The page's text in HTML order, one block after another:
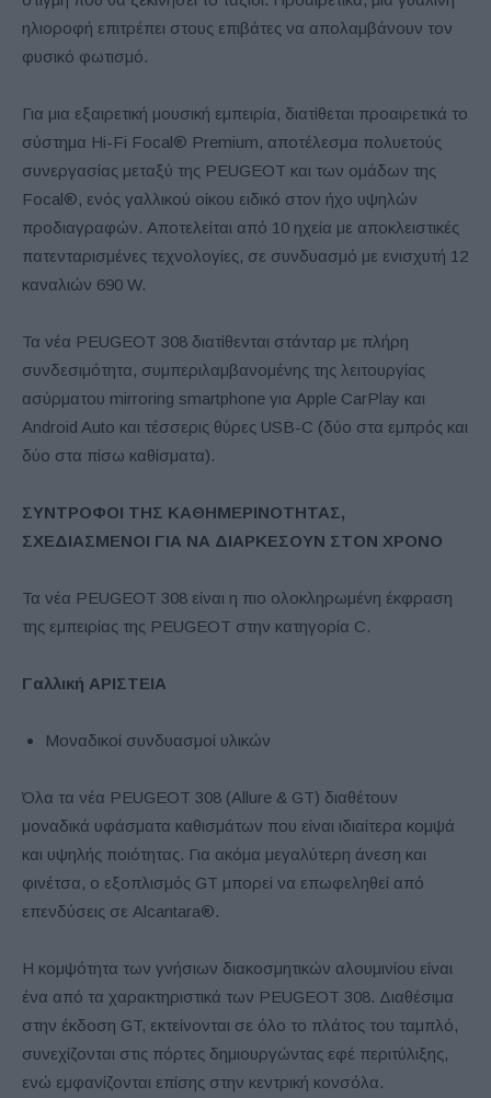
ηλιοροφή επιτρέπει στους επιβάτες να απολαμβάνουν τον
φυσικό φωτισμό.
Για μια εξαιρετική μουσική εμπειρία, διατίθεται προαιρετικά το
σύστημα Hi-Fi Focal® Premium, αποτέλεσμα πολυετούς
συνεργασίας μεταξύ της PEUGEOT και των ομάδων της
Focal®, ενός γαλλικού οίκου ειδικό στον ήχο υψηλών
προδιαγραφών. Αποτελείται από 10 ηχεία με αποκλειστικές
πατενταρισμένες τεχνολογίες, σε συνδυασμό με ενισχυτή 12
καναλιών 690 W.
Τα νέα PEUGEOT 308 διατίθενται στάνταρ με πλήρη
συνδεσιμότητα, συμπεριλαμβανομένης της λειτουργίας
ασύρματου mirroring smartphone για Apple CarPlay και
Android Auto και τέσσερις θύρες USB-C (δύο στα εμπρός και
δύο στα πίσω καθίσματα).
ΣΥΝΤΡΟΦΟΙ ΤΗΣ ΚΑΘΗΜΕΡΙΝΟΤΗΤΑΣ,
ΣΧΕΔΙΑΣΜΕΝΟΙ ΓΙΑ ΝΑ ΔΙΑΡΚΕΣΟΥΝ ΣΤΟΝ ΧΡΟΝΟ
Τα νέα PEUGEOT 308 είναι η πιο ολοκληρωμένη έκφραση
της εμπειρίας της PEUGEOT στην κατηγορία C.
Γαλλική ΑΡΙΣΤΕΙΑ
Μοναδικοί συνδυασμοί υλικών
Όλα τα νέα PEUGEOT 308 (Allure & GT) διαθέτουν
μοναδικά υφάσματα καθισμάτων που είναι ιδιαίτερα κομψά
και υψηλής ποιότητας. Για ακόμα μεγαλύτερη άνεση και
φινέτσα, ο εξοπλισμός GT μπορεί να επωφεληθεί από
επενδύσεις σε Alcantara®.
Η κομψότητα των γνήσιων διακοσμητικών αλουμινίου είναι
ένα από τα χαρακτηριστικά των PEUGEOT 308. Διαθέσιμα
στην έκδοση GT, εκτείνονται σε όλο το πλάτος του ταμπλό,
συνεχίζονται στις πόρτες δημιουργώντας εφέ περιτύλιξης,
ενώ εμφανίζονται επίσης στην κεντρική κονσόλα.